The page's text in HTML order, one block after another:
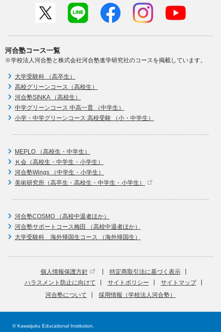
河合塾コース一覧
※学校法人河合塾と株式会社河合塾進学研究社のコースを掲載しています。
大学受験科 （高卒生）
高校グリーンコース（高校生）
河合塾SINKA （高校生）
中学グリーンコース 中高一貫 （中学生）
小学・中学グリーンコース 高校受験 （小・中学生）
MEPLO （高校生・中学生）
Ｋ会（高校生・中学生・小学生）
河合塾Wings （中学生・小学生）
美術研究所（高卒生・高校生・中学生・小学生）
河合塾COSMO （高校中退者ほか）
河合塾サポートコース梅田 （高校中退者ほか）
大学受験科 海外帰国生コース （海外帰国生）
個人情報保護方針
特定商取引法に基づく表示
ハラスメント防止に向けて
サイトポリシー
サイトマップ
河合塾について
採用情報（学校法人河合塾）
© Kawaijuku Educational Institution.